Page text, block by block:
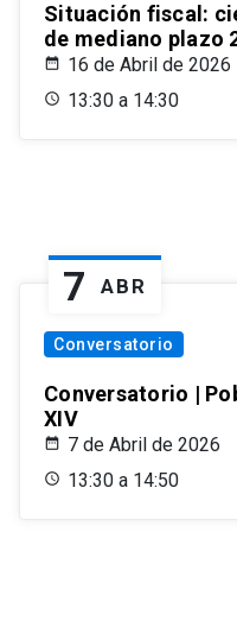
Situación fiscal:
de mediano plazo
16 de Abril de 2026
13:30 a 14:30
7 ABR
Conversatorio
Conversatorio |
XIV
7 de Abril de 2026
13:30 a 14:50